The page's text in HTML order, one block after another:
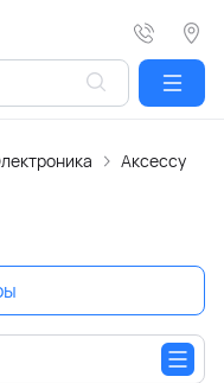
Аксессуары